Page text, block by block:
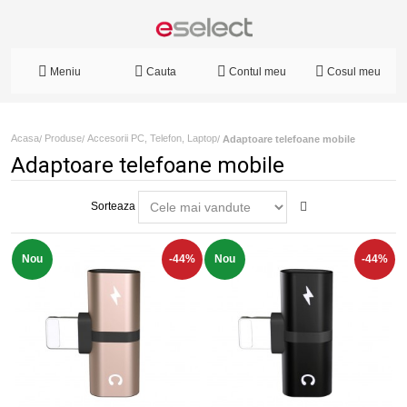
Meniu Cauta Contul meu Cosul meu
Acasa/ Produse/ Accesorii PC, Telefon, Laptop/ Adaptoare telefoane mobile
Adaptoare telefoane mobile
Sorteaza
Nou -44% Nou -44%